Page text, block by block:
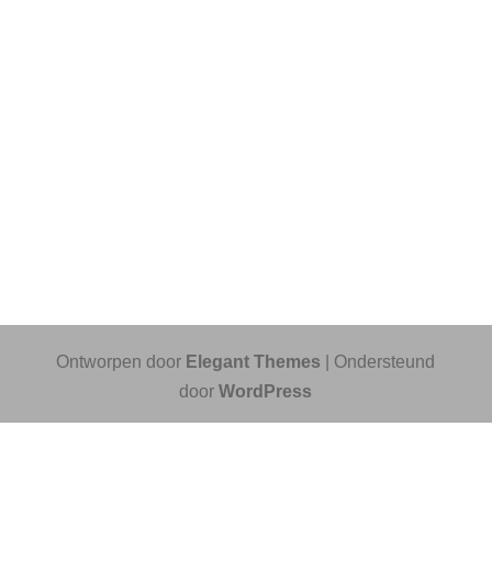
Ontworpen door Elegant Themes | Ondersteund
doorWordPress